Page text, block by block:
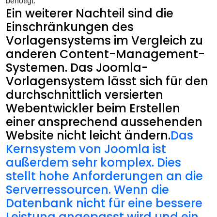
Ein weiterer Nachteil sind die
Einschränkungen des
Vorlagensystems im Vergleich zu
anderen Content-Management-
Systemen. Das Joomla-
Vorlagensystem lässt sich für den
durchschnittlich versierten
Webentwickler beim Erstellen
einer ansprechend aussehenden
Website nicht leicht ändern.Das
Kernsystem von Joomla ist
außerdem sehr komplex. Dies
stellt hohe Anforderungen an die
Serverressourcen. Wenn die
Datenbank nicht für eine bessere